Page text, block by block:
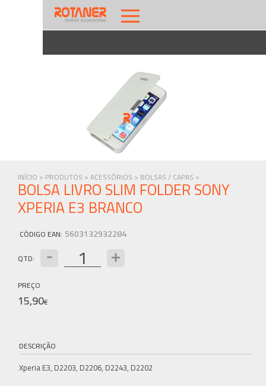
INÍCIO > PRODUTOS >ACESSÓRIOS > BOLSAS / CAPAS >
BOLSA LIVRO SLIM FOLDER SONY
XPERIA E3 BRANCO
CÓDIGO EAN: 5603132932284
QTD:
PREÇO
15,90€
DESCRIÇÃO
Xperia E3, D2203, D2206, D2243, D2202